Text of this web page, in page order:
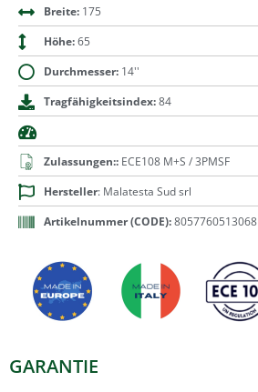
Breite:175
Höhe:65
Durchmesser:14''
Tragfähigkeitsindex:84
Zulassungen::ECE108 M+S / 3PMSF
Hersteller: Malatesta Sud srl
Artikelnummer (CODE):8057760513068
GARANTIE